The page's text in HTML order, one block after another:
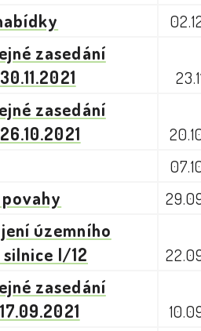
zasedání
zasedání
územního
I/12
zasedání